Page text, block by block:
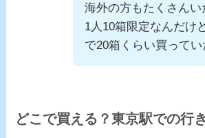
海外の方もたくさんい
1人10箱限定なんだけ
で20箱くらい買ってい
どこで買える？東京駅での行